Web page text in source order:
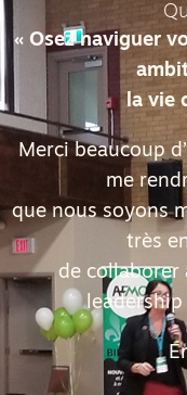
« Osez naviguer
la vie
Merci beaucoup
me
que nous soyons
très
de collaborer